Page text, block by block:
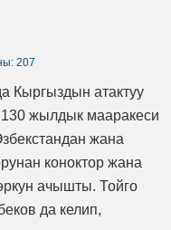
207
Кыргыздын атактуу
жылдык мааракеси
жана
коноктор жана
ачышты. Тойго
да келип,